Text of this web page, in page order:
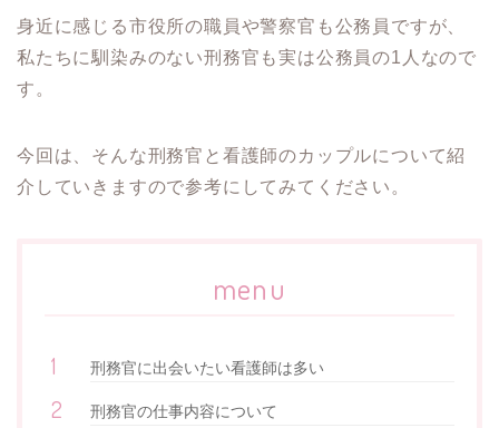
身近に感じる市役所の職員や警察官も公務員ですが、
私たちに馴染みのない刑務官も実は公務員の1人なので
す。
今回は、そんな刑務官と看護師のカップルについて紹
介していきますので参考にしてみてください。
menu
刑務官に出会いたい看護師は多い
刑務官の仕事内容について